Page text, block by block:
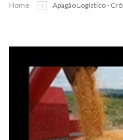
Home Apagão Logístico -